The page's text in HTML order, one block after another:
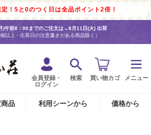
！5と0のつく日は全品ポイント2倍！
)午前8：00までのご注文は→8月11日(火) 出荷
以上・出荷日の注意書きがある商品除く）
会員登録・
ログイン
検索 買い物カゴ メニュー
商品 利用シーンから 価格から